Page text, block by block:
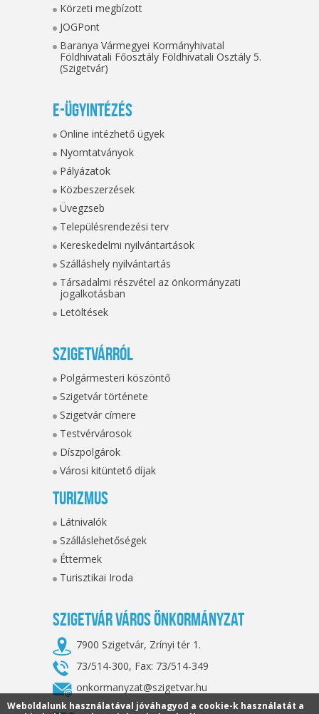
Körzeti megbízott
JOGPont
Baranya Vármegyei Kormányhivatal
Földhivatali Főosztály Földhivatali Osztály 5.
(Szigetvár)
E-ügyintézés
Online intézhető ügyek
Nyomtatványok
Pályázatok
Közbeszerzések
Üvegzseb
Településrendezési terv
Kereskedelmi nyilvántartások
Szálláshely nyilvántartás
Társadalmi részvétel az önkormányzati
jogalkotásban
Letöltések
Szigetvárról
Polgármesteri köszöntő
Szigetvár története
Szigetvár címere
Testvérvárosok
Díszpolgárok
Városi kitüntető díjak
Turizmus
Látnivalók
Szálláslehetőségek
Éttermek
Turisztikai Iroda
Szigetvár Város Önkormányzat
7900 Szigetvár, Zrínyi tér 1.
73/514-300, Fax: 73/514-349
onkormanyzat@szigetvar.hu
Weboldalunk használatával jóváhagyod a cookie-k használatát a